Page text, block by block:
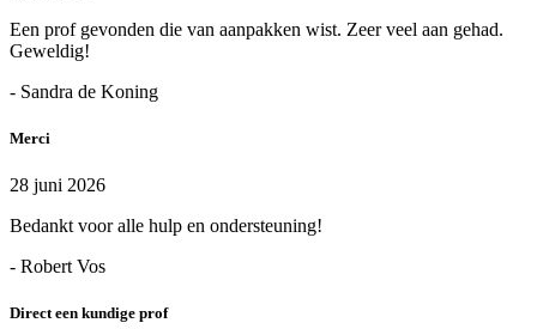
Een prof gevonden die van aanpakken wist. Zeer veel aan gehad.
Geweldig!
- Sandra de Koning
Merci
28 juni 2026
Bedankt voor alle hulp en ondersteuning!
- Robert Vos
Direct een kundige prof